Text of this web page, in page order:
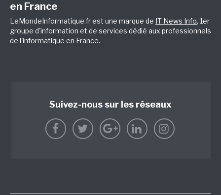
en France
LeMondeInformatique.fr est une marque de IT News Info, 1er
groupe d'information et de services dédié aux professionnels
de l'informatique en France.
Suivez-nous sur les réseaux